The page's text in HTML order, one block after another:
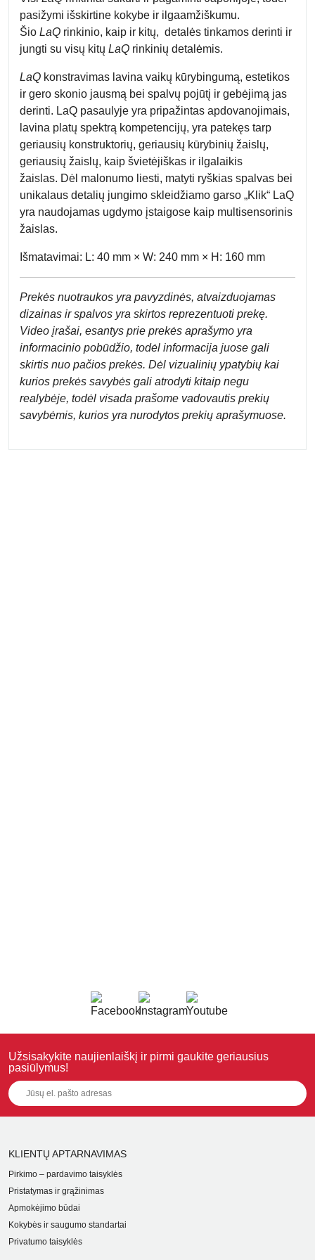
pasižymi išskirtine kokybe ir ilgaamžiškumu.
Šio LaQ rinkinio, kaip ir kitų, detalės tinkamos derinti ir
jungti su visų kitų LaQ rinkinių detalėmis.
LaQ konstravimas lavina vaikų kūrybingumą, estetikos
ir gero skonio jausmą bei spalvų pojūtį ir gebėjimą jas
derinti. LaQ pasaulyje yra pripažintas apdovanojimais,
lavina platų spektrą kompetencijų, yra patekęs tarp
geriausių konstruktorių, geriausių kūrybinių žaislų,
geriausių žaislų, kaip švietėjiškas ir ilgalaikis
žaislas. Dėl malonumo liesti, matyti ryškias spalvas bei
unikalaus detalių jungimo skleidžiamo garso „Klik“ LaQ
yra naudojamas ugdymo įstaigose kaip multisensorinis
žaislas.
Išmatavimai: L: 40 mm × W: 240 mm × H: 160 mm
Prekės nuotraukos yra pavyzdinės, atvaizduojamas
dizainas ir spalvos yra skirtos reprezentuoti prekę.
Video įrašai, esantys prie prekės aprašymo yra
informacinio pobūdžio, todėl informacija juose gali
skirtis nuo pačios prekės. Dėl vizualinių ypatybių kai
kurios prekės savybės gali atrodyti kitaip negu
realybėje, todėl visada prašome vadovautis prekių
savybėmis, kurios yra nurodytos prekių aprašymuose.
Užsisakykite naujienlaiškį ir pirmi gaukite geriausius
pasiūlymus!
KLIENTŲ APTARNAVIMAS
Pirkimo – pardavimo taisyklės
Pristatymas ir grąžinimas
Apmokėjimo būdai
Kokybės ir saugumo standartai
Privatumo taisyklės